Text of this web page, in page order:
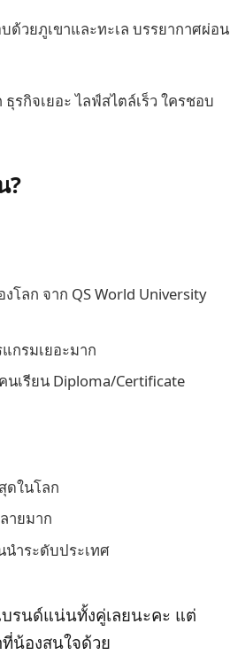
วยภูเขาและทะเล บรรยากาศผ่อน
กิจเยอะ ไลฟ์สไตล์เร็ว ใครชอบ
?
ลก จาก QS World University
กรมเยอะมาก
เรียน Diploma/Certificate
ในโลก
ายมาก
ำระดับประเทศ
รนด์แน่นทั้งคู่เลยนะคะ แต่
น้องสนใจด้วย